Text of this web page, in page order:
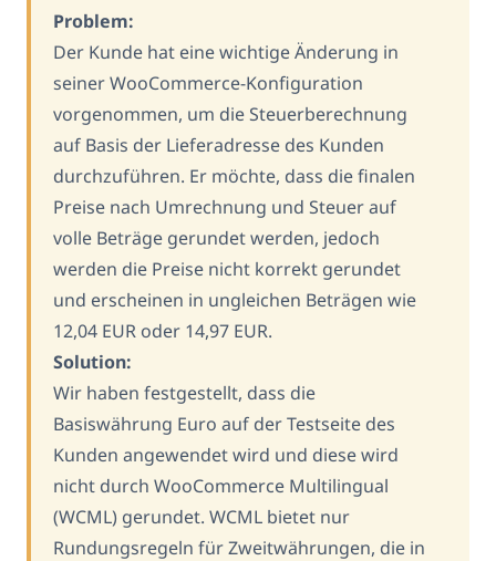
Problem:
Der Kunde hat eine wichtige Änderung in
seiner WooCommerce-Konfiguration
vorgenommen, um die Steuerberechnung
auf Basis der Lieferadresse des Kunden
durchzuführen. Er möchte, dass die finalen
Preise nach Umrechnung und Steuer auf
volle Beträge gerundet werden, jedoch
werden die Preise nicht korrekt gerundet
und erscheinen in ungleichen Beträgen wie
12,04 EUR oder 14,97 EUR.
Solution:
Wir haben festgestellt, dass die
Basiswährung Euro auf der Testseite des
Kunden angewendet wird und diese wird
nicht durch WooCommerce Multilingual
(WCML) gerundet. WCML bietet nur
Rundungsregeln für Zweitwährungen, die in